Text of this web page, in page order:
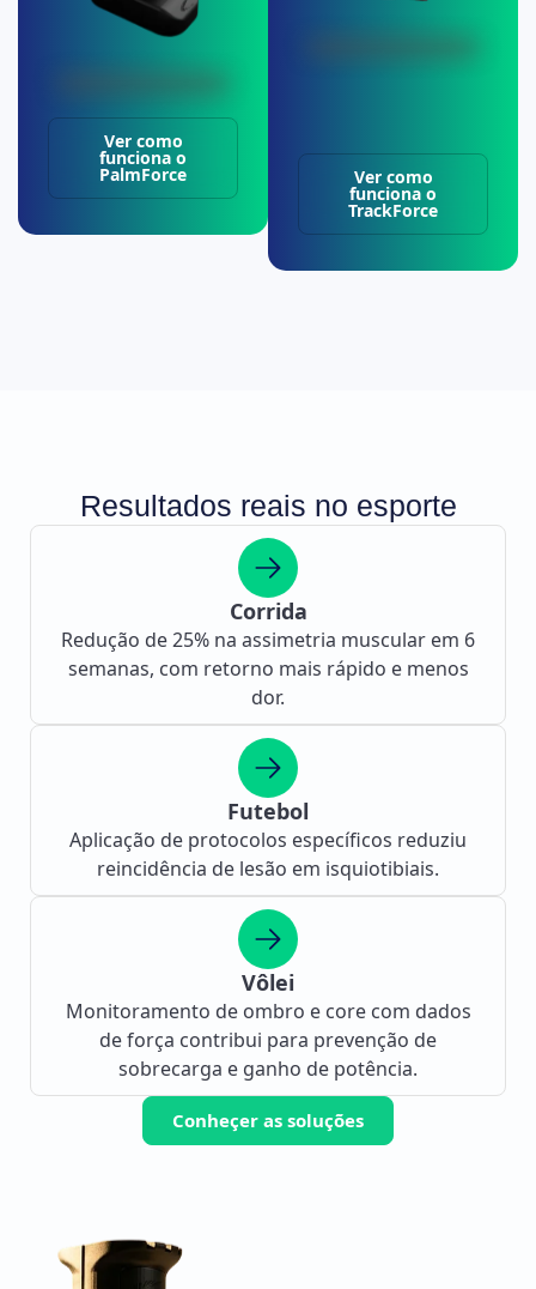
Ver como
funciona o
PalmForce Ver como
funciona o
TrackForce
Resultados reais no esporte
Corrida
Redução de 25% na assimetria muscular em 6
semanas, com retorno mais rápido e menos
dor.
Futebol
Aplicação de protocolos específicos reduziu
reincidência de lesão em isquiotibiais.
Vôlei
Monitoramento de ombro e core com dados
de força contribui para prevenção de
sobrecarga e ganho de potência.
Conheçer as soluções